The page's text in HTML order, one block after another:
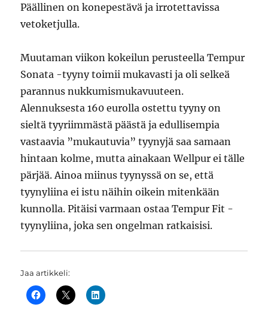
Päällinen on konepestävä ja irrotettavissa
vetoketjulla.
Muutaman viikon kokeilun perusteella Tempur
Sonata -tyyny toimii mukavasti ja oli selkeä
parannus nukkumismukavuuteen.
Alennuksesta 160 eurolla ostettu tyyny on
sieltä tyyriimmästä päästä ja edullisempia
vastaavia ”mukautuvia” tyynyjä saa samaan
hintaan kolme, mutta ainakaan Wellpur ei tälle
pärjää. Ainoa miinus tyynyssä on se, että
tyynyliina ei istu näihin oikein mitenkään
kunnolla. Pitäisi varmaan ostaa Tempur Fit -
tyynyliina, joka sen ongelman ratkaisisi.
Jaa artikkeli: